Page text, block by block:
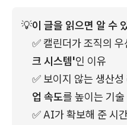
💡이 글을 읽으면 알 수
✅ 캘린더가 조직의
크 시스템'인 이유
✅ 보이지 않는 생산
업 속도를 높이는 기술
✅ AI가 확보해 준 시